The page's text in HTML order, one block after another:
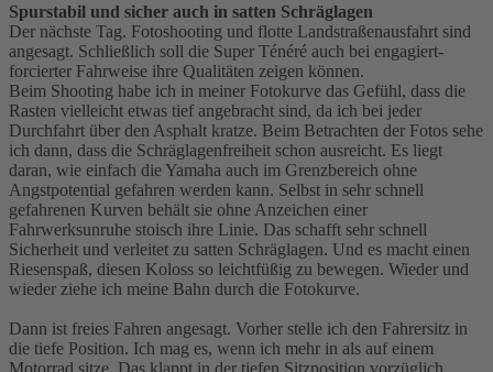
Spurstabil und sicher auch in satten Schräglagen
Der nächste Tag. Fotoshooting und flotte Landstraßenausfahrt sind
angesagt. Schließlich soll die Super Ténéré auch bei engagiert-
forcierter Fahrweise ihre Qualitäten zeigen können.
Beim Shooting habe ich in meiner Fotokurve das Gefühl, dass die
Rasten vielleicht etwas tief angebracht sind, da ich bei jeder
Durchfahrt über den Asphalt kratze. Beim Betrachten der Fotos sehe
ich dann, dass die Schräglagenfreiheit schon ausreicht. Es liegt
daran, wie einfach die Yamaha auch im Grenzbereich ohne
Angstpotential gefahren werden kann. Selbst in sehr schnell
gefahrenen Kurven behält sie ohne Anzeichen einer
Fahrwerksunruhe stoisch ihre Linie. Das schafft sehr schnell
Sicherheit und verleitet zu satten Schräglagen. Und es macht einen
Riesenspaß, diesen Koloss so leichtfüßig zu bewegen. Wieder und
wieder ziehe ich meine Bahn durch die Fotokurve.
Dann ist freies Fahren angesagt. Vorher stelle ich den Fahrersitz in
die tiefe Position. Ich mag es, wenn ich mehr in als auf einem
Motorrad sitze. Das klappt in der tiefen Sitzposition vorzüglich.